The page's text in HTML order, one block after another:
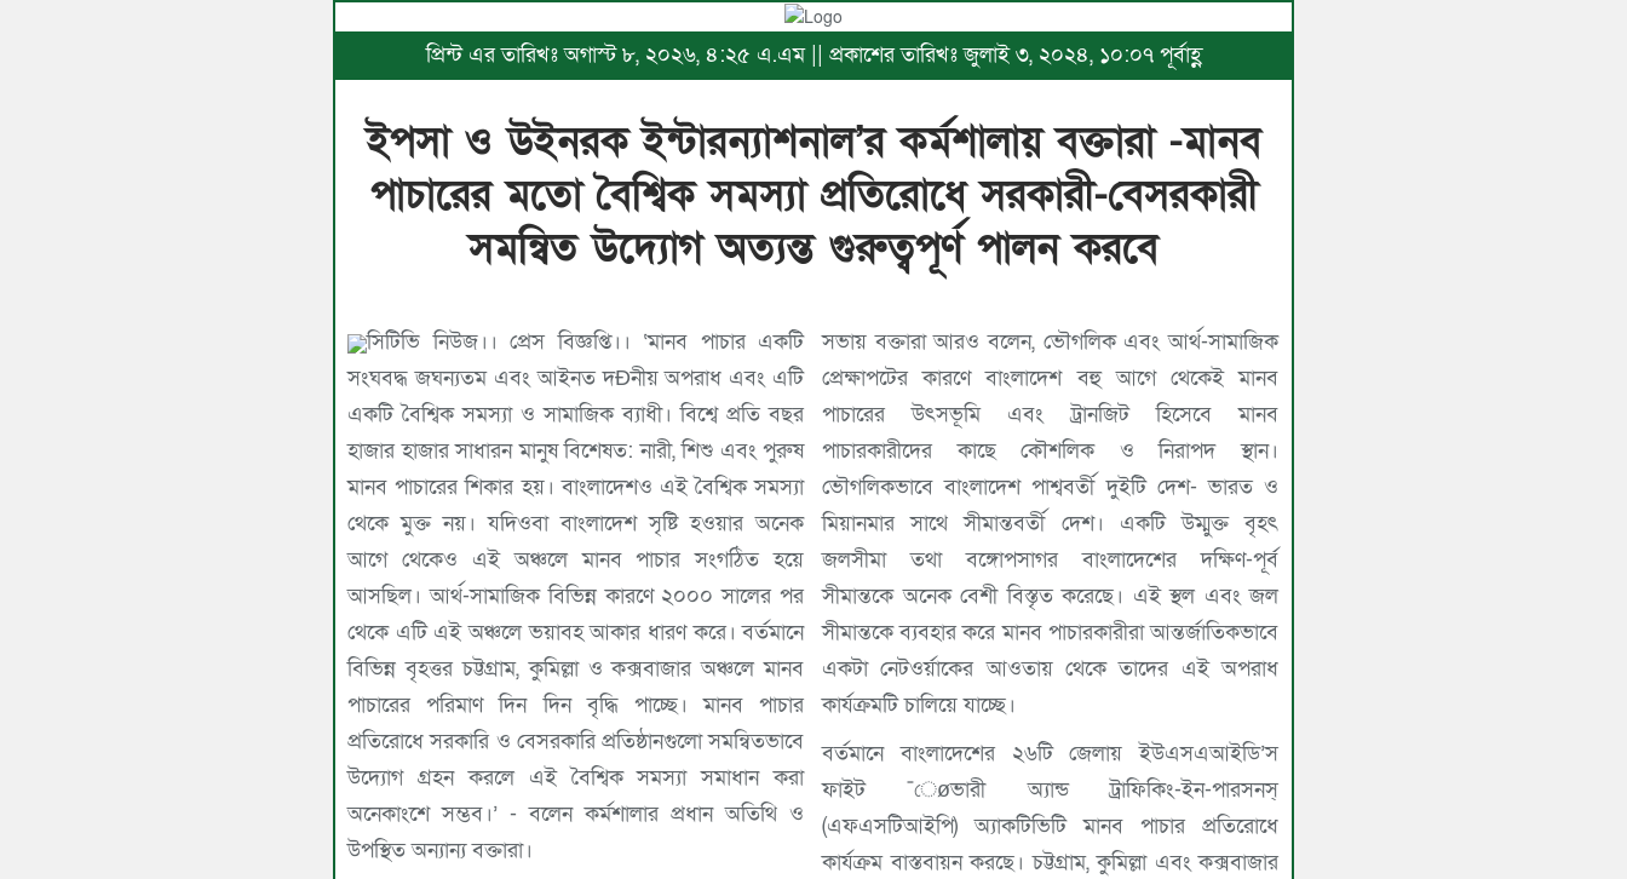
প্রিন্ট এর তারিখঃ অগাস্ট ৮, ২০২৬, ৪:২৫ এ.এম || প্রকাশের তারিখঃ জুলাই ৩, ২০২৪, ১০:০৭ পূর্বাহ্ণ
ইপসা ও উইনরক ইন্টারন্যাশনাল’র কর্মশালায় বক্তারা -মানব
পাচারের মতো বৈশ্বিক সমস্যা প্রতিরোধে সরকারী-বেসরকারী
সমন্বিত উদ্যোগ অত্যন্ত গুরুত্বপূর্ণ পালন করবে
সিটিভি নিউজ।। প্রেস বিজ্ঞপ্তি।। ‘মানব পাচার একটি
সংঘবদ্ধ জঘন্যতম এবং আইনত দÐনীয় অপরাধ এবং এটি
একটি বৈশ্বিক সমস্যা ও সামাজিক ব্যাধী। বিশ্বে প্রতি বছর
হাজার হাজার সাধারন মানুষ বিশেষত: নারী, শিশু এবং পুরুষ
মানব পাচারের শিকার হয়। বাংলাদেশও এই বৈশ্বিক সমস্যা
থেকে মুক্ত নয়। যদিওবা বাংলাদেশ সৃষ্টি হওয়ার অনেক
আগে থেকেও এই অঞ্চলে মানব পাচার সংগঠিত হয়ে
আসছিল। আর্থ-সামাজিক বিভিন্ন কারণে ২০০০ সালের পর
থেকে এটি এই অঞ্চলে ভয়াবহ আকার ধারণ করে। বর্তমানে
বিভিন্ন বৃহত্তর চট্টগ্রাম, কুমিল্লা ও কক্সবাজার অঞ্চলে মানব
পাচারের পরিমাণ দিন দিন বৃদ্ধি পাচ্ছে। মানব পাচার
প্রতিরোধে সরকারি ও বেসরকারি প্রতিষ্ঠানগুলো সমন্বিতভাবে
উদ্যোগ গ্রহন করলে এই বৈশ্বিক সমস্যা সমাধান করা
অনেকাংশে সম্ভব।’ - বলেন কর্মশালার প্রধান অতিথি ও
উপস্থিত অন্যান্য বক্তারা।
সভায় বক্তারা আরও বলেন, ভৌগলিক এবং আর্থ-সামাজিক
প্রেক্ষাপটের কারণে বাংলাদেশ বহু আগে থেকেই মানব
পাচারের উৎসভূমি এবং ট্রানজিট হিসেবে মানব
পাচারকারীদের কাছে কৌশলিক ও নিরাপদ স্থান।
ভৌগলিকভাবে বাংলাদেশ পাশ্ববর্তী দুইটি দেশ- ভারত ও
মিয়ানমার সাথে সীমান্তবর্তী দেশ। একটি উম্মুক্ত বৃহৎ
জলসীমা তথা বঙ্গোপসাগর বাংলাদেশের দক্ষিণ-পূর্ব
সীমান্তকে অনেক বেশী বিস্তৃত করেছে। এই স্থল এবং জল
সীমান্তকে ব্যবহার করে মানব পাচারকারীরা আন্তর্জাতিকভাবে
একটা নেটওর্য়াকের আওতায় থেকে তাদের এই অপরাধ
কার্যক্রমটি চালিয়ে যাচ্ছে।
বর্তমানে বাংলাদেশের ২৬টি জেলায় ইউএসএআইডি’স
ফাইট ¯েøভারী অ্যান্ড ট্রাফিকিং-ইন-পারসনস্
(এফএসটিআইপি) অ্যাকটিভিটি মানব পাচার প্রতিরোধে
কার্যক্রম বাস্তবায়ন করছে। চট্টগ্রাম, কুমিল্লা এবং কক্সবাজার